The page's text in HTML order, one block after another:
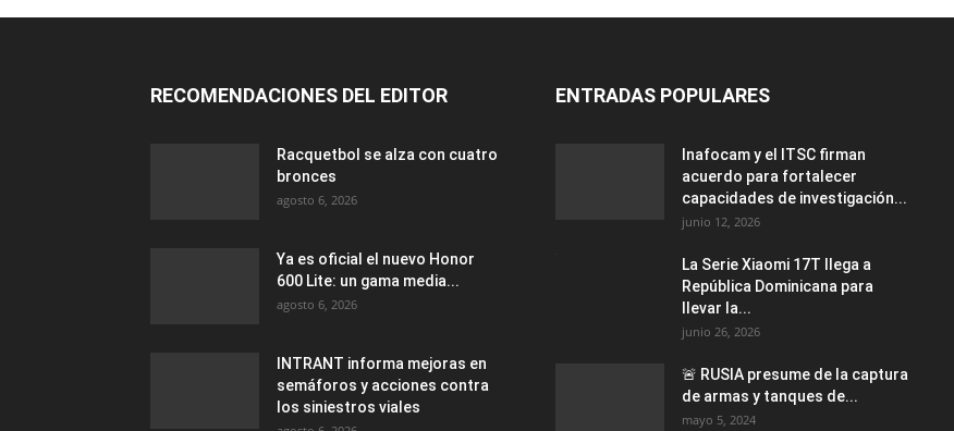
RECOMENDACIONES DEL EDITOR
Racquetbol se alza con cuatro
bronces
agosto 6, 2026
Ya es oficial el nuevo Honor
600 Lite: un gama media...
agosto 6, 2026
INTRANT informa mejoras en
semáforos y acciones contra
los siniestros viales
ENTRADAS POPULARES
Inafocam y el ITSC firman
acuerdo para fortalecer
capacidades de investigación...
junio 12, 2026
La Serie Xiaomi 17T llega a
República Dominicana para
llevar la...
junio 26, 2026
🚨 RUSIA presume de la captura
de armas y tanques de...
mayo 5, 2024